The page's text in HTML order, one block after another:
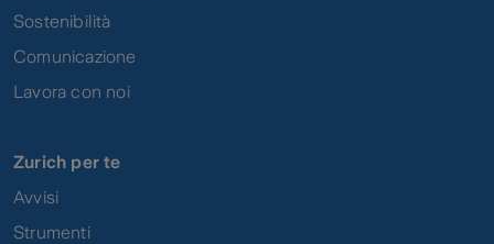
Sostenibilità
Comunicazione
Lavora con noi
Zurich per te
Avvisi
Strumenti